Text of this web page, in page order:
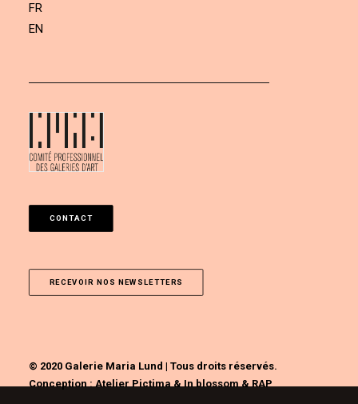
FR
EN
CONTACT
RECEVOIR NOS NEWSLETTERS
© 2020 Galerie Maria Lund | Tous droits réservés.
Conception :Atelier Pictima&In blossom&RAP